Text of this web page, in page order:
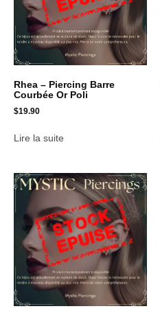
Rhea – Piercing Barre
Courbée Or Poli
$19.90
Lire la suite